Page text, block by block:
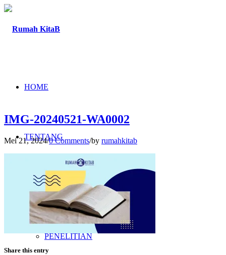
HOME
TENTANG
PROGRAM
PENELITIAN
IMG-20240521-WA0002
Mei 21, 2024/0 Comments/by rumahkitab
Share this entry